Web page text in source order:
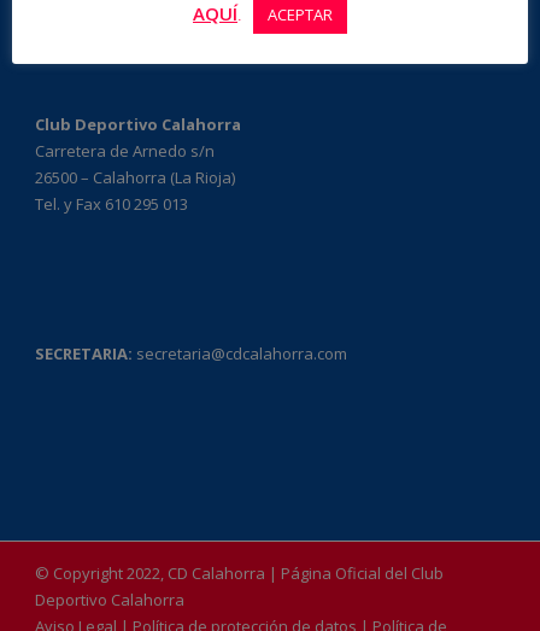
Club Deportivo Calahorra
Carretera de Arnedo s/n
26500 – Calahorra (La Rioja)
Tel. y Fax 610 295 013
SECRETARIA: secretaria@cdcalahorra.com
© Copyright 2022, CD Calahorra | Página Oficial del Club
Deportivo Calahorra
Aviso Legal | Política de protección de datos | Política de
AQUÍ. ACEPTAR